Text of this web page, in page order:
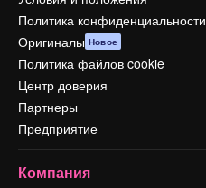
Политика конфиденциальности
Оригиналы Новое
Политика файлов cookie
Центр доверия
Партнеры
Предприятие
Компания